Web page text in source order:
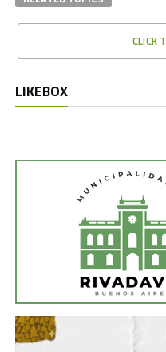
CLICK
LIKEBOX